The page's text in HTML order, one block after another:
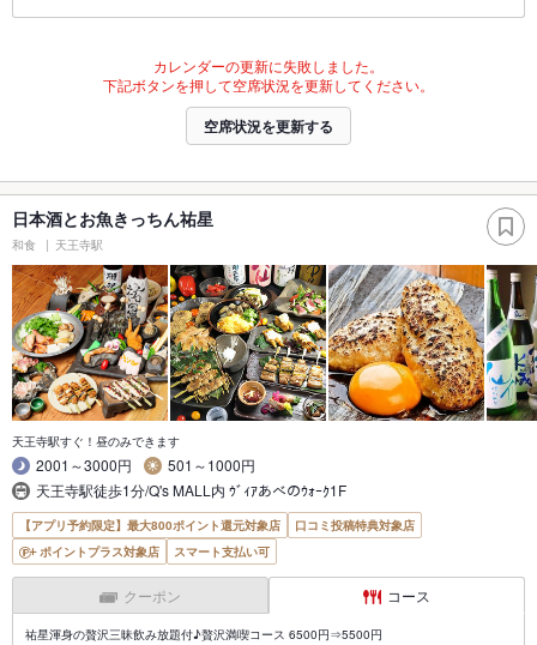
カレンダーの更新に失敗しました。
下記ボタンを押して空席状況を更新してください。
空席状況を更新する
日本酒とお魚きっちん祐星
和食 天王寺駅
天王寺駅すぐ！昼のみできます
2001～3000円
501～1000円
天王寺駅徒歩1分/Q's MALL内 ｳﾞｨｱあべのｳｫｰｸ1F
【アプリ予約限定】最大800ポイント還元対象店
口コミ投稿特典対象店
ポイントプラス対象店
スマート支払い可
クーポン コース
祐星渾身の贅沢三昧飲み放題付♪贅沢満喫コース 6500円⇒5500円